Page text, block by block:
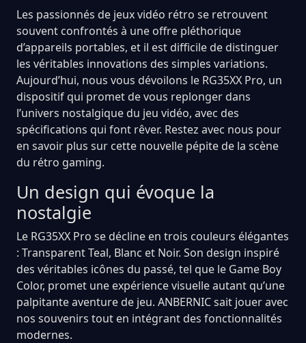
Les passionnés de jeux vidéo rétro se retrouvent
souvent confrontés à une offre pléthorique
d’appareils portables, et il est difficile de distinguer
les véritables innovations des simples variations.
Aujourd’hui, nous vous dévoilons le RG35XX Pro, un
dispositif qui promet de vous replonger dans
l’univers nostalgique du jeu vidéo, avec des
spécifications qui font rêver. Restez avec nous pour
en savoir plus sur cette nouvelle pépite de la scène
du rétro gaming.
Un design qui évoque la
nostalgie
Le RG35XX Pro se décline en trois couleurs élégantes
: Transparent Teal, Blanc et Noir. Son design inspiré
des véritables icônes du passé, tel que le Game Boy
Color, promet une expérience visuelle autant qu’une
palpitante aventure de jeu. ANBERNIC sait jouer avec
nos souvenirs tout en intégrant des fonctionnalités
modernes.